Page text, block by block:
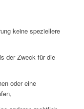
keine speziellere
der Zweck für die
oder eine